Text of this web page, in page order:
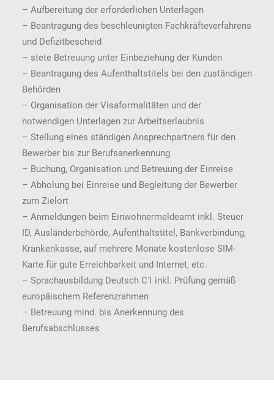
– Aufbereitung der erforderlichen Unterlagen
– Beantragung des beschleunigten Fachkräfteverfahrens
und Defizitbescheid
– stete Betreuung unter Einbeziehung der Kunden
– Beantragung des Aufenthaltstitels bei den zuständigen
Behörden
– Organisation der Visaformalitäten und der
notwendigen Unterlagen zur Arbeitserlaubnis
– Stellung eines ständigen Ansprechpartners für den
Bewerber bis zur Berufsanerkennung
– Buchung, Organisation und Betreuung der Einreise
– Abholung bei Einreise und Begleitung der Bewerber
zum Zielort
– Anmeldungen beim Einwohnermeldeamt inkl. Steuer
ID, Ausländerbehörde, Aufenthaltstitel, Bankverbindung,
Krankenkasse, auf mehrere Monate kostenlose SIM-
Karte für gute Erreichbarkeit und Internet, etc.
– Sprachausbildung Deutsch C1 inkl. Prüfung gemäß
europäischem Referenzrahmen
– Betreuung mind. bis Anerkennung des
Berufsabschlusses